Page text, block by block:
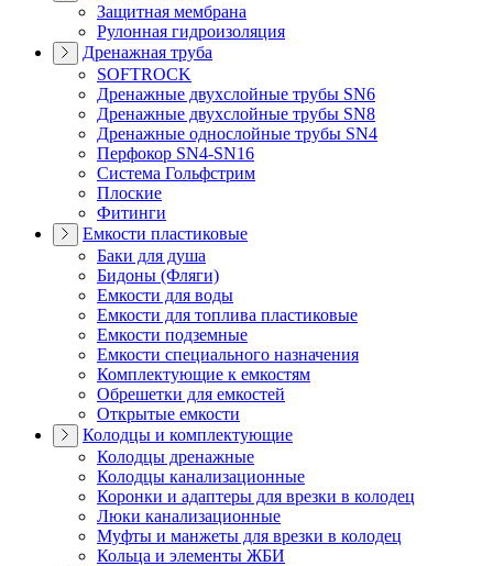
Защитная мембрана
Рулонная гидроизоляция
Дренажная труба
SOFTROCK
Дренажные двухслойные трубы SN6
Дренажные двухслойные трубы SN8
Дренажные однослойные трубы SN4
Перфокор SN4-SN16
Система Гольфстрим
Плоские
Фитинги
Емкости пластиковые
Баки для душа
Бидоны (Фляги)
Емкости для воды
Емкости для топлива пластиковые
Емкости подземные
Емкости специального назначения
Комплектующие к емкостям
Обрешетки для емкостей
Открытые емкости
Колодцы и комплектующие
Колодцы дренажные
Колодцы канализационные
Коронки и адаптеры для врезки в колодец
Люки канализационные
Муфты и манжеты для врезки в колодец
Кольца и элементы ЖБИ